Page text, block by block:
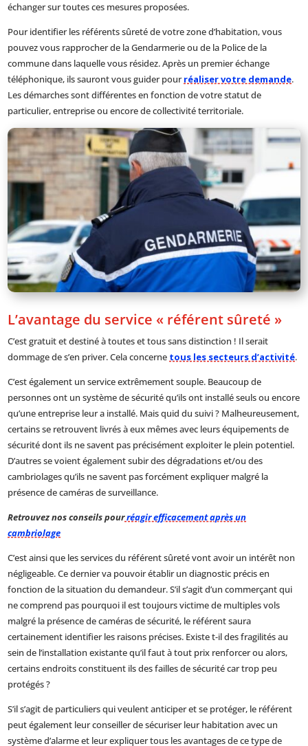
échanger sur toutes ces mesures proposées.
Pour identifier les référents sûreté de votre zone d’habitation, vous
pouvez vous rapprocher de la Gendarmerie ou de la Police de la
commune dans laquelle vous résidez. Après un premier échange
téléphonique, ils sauront vous guider pourréaliser votre demande.
Les démarches sont différentes en fonction de votre statut de
particulier, entreprise ou encore de collectivité territoriale.
L’avantage du service « référent sûreté »
C’est gratuit et destiné à toutes et tous sans distinction ! Il serait
dommage de s’en priver. Cela concerne tous les secteurs d’activité.
C’est également un service extrêmement souple. Beaucoup de
personnes ont un système de sécurité qu’ils ont installé seuls ou encore
qu’une entreprise leur a installé. Mais quid du suivi ? Malheureusement,
certains se retrouvent livrés à eux mêmes avec leurs équipements de
sécurité dont ils ne savent pas précisément exploiter le plein potentiel.
D’autres se voient également subir des dégradations et/ou des
cambriolages qu’ils ne savent pas forcément expliquer malgré la
présence de caméras de surveillance.
Retrouvez nos conseils pourréagir efficacement après un
cambriolage
C’est ainsi que les services du référent sûreté vont avoir un intérêt non
négligeable. Ce dernier va pouvoir établir un diagnostic précis en
fonction de la situation du demandeur. S’il s’agit d’un commerçant qui
ne comprend pas pourquoi il est toujours victime de multiples vols
malgré la présence de caméras de sécurité, le référent saura
certainement identifier les raisons précises. Existe t-il des fragilités au
sein de l’installation existante qu’il faut à tout prix renforcer ou alors,
certains endroits constituent ils des failles de sécurité car trop peu
protégés ?
S’il s’agit de particuliers qui veulent anticiper et se protéger, le référent
peut également leur conseiller de sécuriser leur habitation avec un
système d’alarme et leur expliquer tous les avantages de ce type de